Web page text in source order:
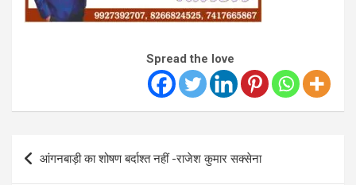
Spread the love
Post
navigation
आंगनबाड़ी का शोषण बर्दाश्त नहीं -राजेश कुमार सक्सेना